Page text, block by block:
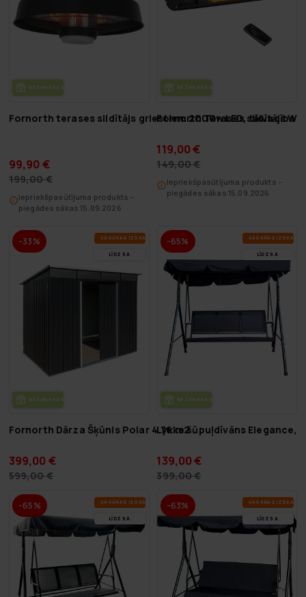
BEZ­MAK­SAS PIE­GĀ­DE
Fornorth terases sildītājs griestiem 2000w LED, tālvadība
99,90 €
199,00 €
Iepriekšpasūtījuma produkts –
piegādes sākas 15.09.2026
BEZ­MAK­SAS PIE­GĀ­DE
Fornorth Terases sildītājs
119,00 €
149,00 €
Iepriekšpasūtījuma produkts –
piegādes sākas 15.09.2026
-33% VA­SA­RAS IZ­SKA­ŅA
LĪDZ 9.8.
BEZ­MAK­SAS PIE­GĀ­DE
Fornorth Dārza Šķūnis Polar 4.76 m2
399,00 €
599,00 €
-65% VA­SA­RAS IZ­SKA­ŅA
LĪDZ 9.8.
BEZ­MAK­SAS PIE­GĀ­DE
Lykke šūpuļdīvāns Elegance,
139,00 €
399,00 €
-65% VA­SA­RAS IZ­SKA­ŅA
LĪDZ 9.8.
-63% VA­SA­RAS IZ­SKA­ŅA
LĪDZ 9.8.